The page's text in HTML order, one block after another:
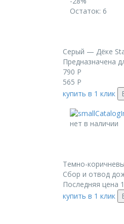
Остаток: 6
Серый — Дёке
Предназначена
790 Р
565 Р
купить в 1 клик
нет в наличии
Темно-
Сбор и отвод
Последняя цена
купить в 1 клик